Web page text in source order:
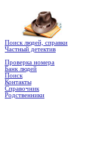
Поиск людей, справки
Частный детектив
Проверка номера
Банк людей
Поиск
Контакты
Справочник
Родственники